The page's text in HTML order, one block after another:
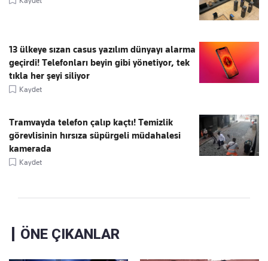
13 ülkeye sızan casus yazılım dünyayı alarma
geçirdi! Telefonları beyin gibi yönetiyor, tek
tıkla her şeyi siliyor
Kaydet
Tramvayda telefon çalıp kaçtı! Temizlik
görevlisinin hırsıza süpürgeli müdahalesi
kamerada
Kaydet
ÖNE ÇIKANLAR